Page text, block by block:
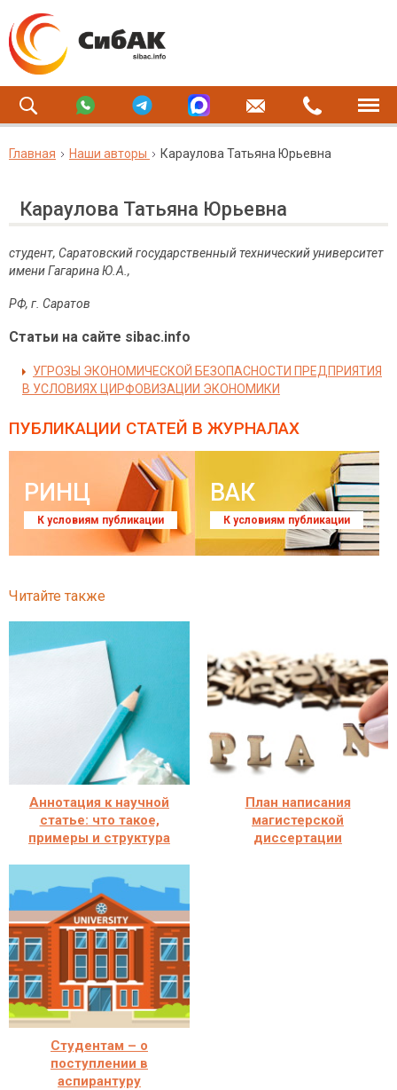
Главная Наши авторы Караулова Татьяна Юрьевна
Караулова Татьяна Юрьевна
студент, Саратовский государственный технический университет
имени Гагарина Ю.А.,
РФ, г. Саратов
Статьи на сайте sibac.info
УГРОЗЫ ЭКОНОМИЧЕСКОЙ БЕЗОПАСНОСТИ ПРЕДПРИЯТИЯ
В УСЛОВИЯХ ЦИРФОВИЗАЦИИ ЭКОНОМИКИ
ПУБЛИКАЦИИ СТАТЕЙ В ЖУРНАЛАХ
РИНЦ
К условиям публикации
ВАК
К условиям публикации
Читайте также
Аннотация к научной
статье: что такое,
примеры и структура
План написания
магистерской
диссертации
Студентам – о
поступлении в
аспирантуру